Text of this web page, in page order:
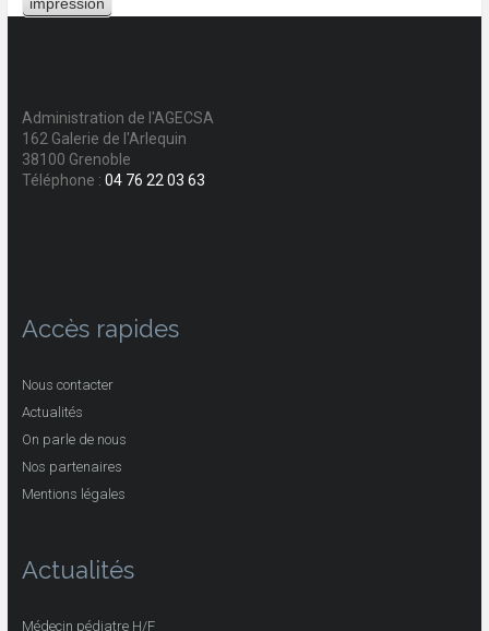
Vue
impression
Administration de l'AGECSA
162 Galerie de l'Arlequin
38100 Grenoble
Téléphone : 04 76 22 03 63
Accès rapides
Nous contacter
Actualités
On parle de nous
Nos partenaires
Mentions légales
Actualités
Médecin pédiatre H/F